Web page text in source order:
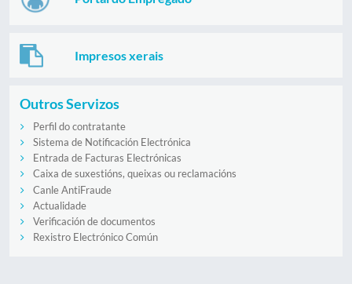
Impresos xerais
Outros Servizos
Perfil do contratante
Sistema de Notificación Electrónica
Entrada de Facturas Electrónicas
Caixa de suxestións, queixas ou reclamacións
Canle AntiFraude
Actualidade
Verificación de documentos
Rexistro Electrónico Común